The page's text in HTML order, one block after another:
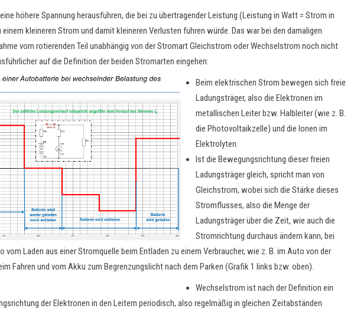
höhere Spannung herausführen, die bei zu übertragender Leistung (Leistung in Watt = Strom in
kleineren Strom und damit kleineren Verlusten führen würde. Das war bei den damaligen
vom rotierenden Teil unabhängig von der Stromart Gleichstrom oder Wechselstrom noch nicht
auf die Definition der beiden Stromarten eingehen:
Beim elektrischen Strom bewegen sich freie
Ladungsträger, also die Elektronen im
metallischen Leiter bzw. Halbleiter (wie z. B.
die Photovoltaikzelle) und die Ionen im
Elektrolyten.
Ist die Bewegungsrichtung dieser freien
Ladungsträger gleich, spricht man von
Gleichstrom, wobei sich die Stärke dieses
Stromflusses, also die Menge der
Ladungsträger über die Zeit, wie auch die
Stromrichtung durchaus ändern kann, bei
vom Laden aus einer Stromquelle beim Entladen zu einem Verbraucher, wie z. B. im Auto von der
Fahren und vom Akku zum Begrenzungslicht nach dem Parken (Grafik 1 links bzw. oben).
Wechselstrom ist nach der Definition ein
der Elektronen in den Leitern periodisch, also regelmäßig in gleichen Zeitabständen